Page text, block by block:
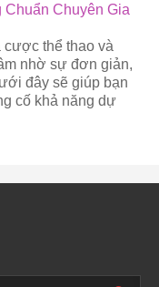
Chuẩn Chuyên Gia
cược thể thao và
nhờ sự đơn giản,
đây sẽ giúp bạn
cố khả năng dự